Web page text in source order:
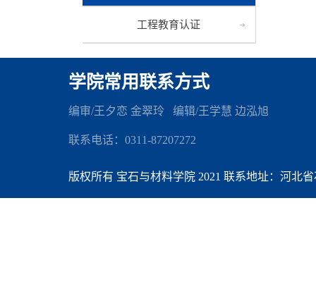
工程教育认证
学院常用联系方式
编审/王夕恋 金翠玲 编辑/王学慧 边泓旭
联系电话：0311-87207272
版权所有 宝石与材料学院 2021 联系地址：河北